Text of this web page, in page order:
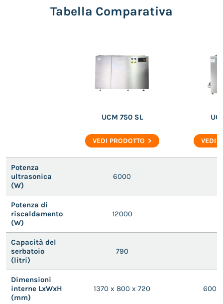
Tabella Comparativa
UCM 750 SL
VEDI PRODOTTO VEDI
Potenza
ultrasonica
(W)
6000
Potenza di
riscaldamento
(W)
12000
Capacità del
serbatoio
(litri)
790
Dimensioni
interne LxWxH
(mm)
1370 x 800 x 720 600